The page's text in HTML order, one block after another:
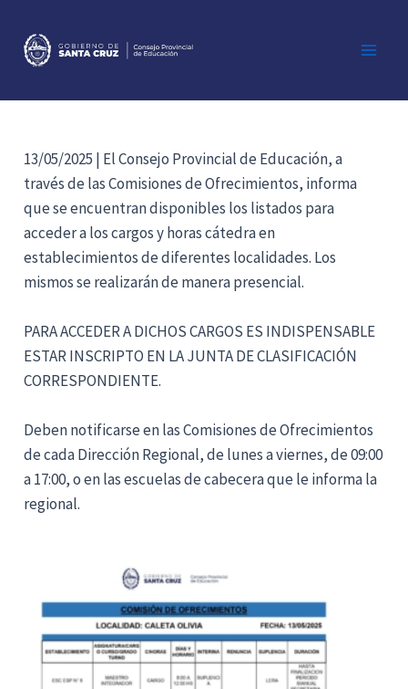
contenido
13/05/2025 | El Consejo Provincial de Educación, a
través de las Comisiones de Ofrecimientos, informa
que se encuentran disponibles los listados para
acceder a los cargos y horas cátedra en
establecimientos de diferentes localidades. Los
mismos se realizarán de manera presencial.
PARA ACCEDER A DICHOS CARGOS ES INDISPENSABLE
ESTAR INSCRIPTO EN LA JUNTA DE CLASIFICACIÓN
CORRESPONDIENTE.
Deben notificarse en las Comisiones de Ofrecimientos
de cada Dirección Regional, de lunes a viernes, de 09:00
a 17:00, o en las escuelas de cabecera que le informa la
regional.